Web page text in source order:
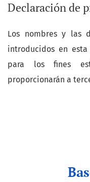
Declaración de
Los nombres y las
introducidos en esta
para los fines
proporcionarán a